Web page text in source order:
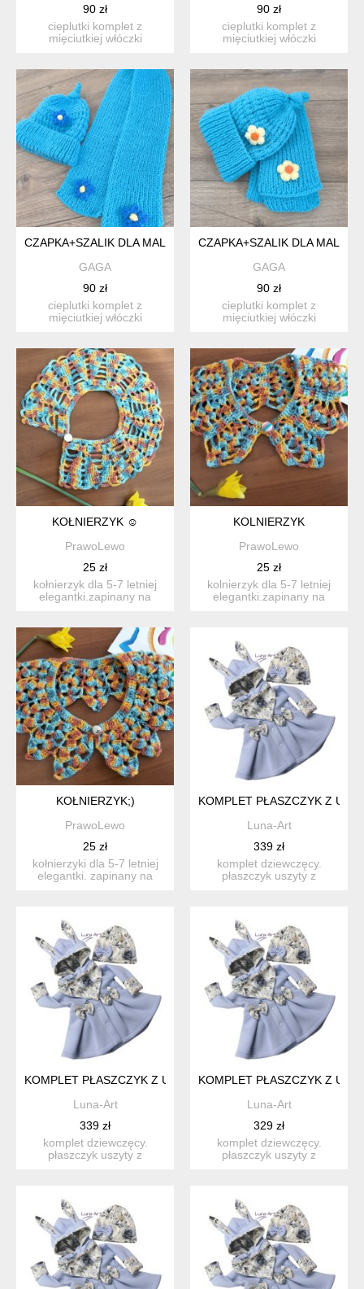
90 zł
cieplutki komplet z
mięciutkiej włóczki
90 zł
cieplutki komplet z
mięciutkiej włóczki
CZAPKA+SZALIK DLA MALUSZKA:)
GAGA
90 zł
cieplutki komplet z
mięciutkiej włóczki
CZAPKA+SZALIK DLA
GAGA
90 zł
cieplutki komplet z
mięciutkiej włóczki
KOŁNIERZYK ☺️
PrawoLewo
25 zł
kołnierzyk dla 5-7 letniej
elegantki.zapinany na
KOLNIERZYK
PrawoLewo
25 zł
kolnierzyk dla 5-7 letniej
elegantki.zapinany na
KOŁNIERZYK;)
PrawoLewo
25 zł
kołnierzyki dla 5-7 letniej
elegantki. zapinany na
KOMPLET PŁASZCZYK Z
Luna-Art
339 zł
komplet dziewczęcy.
płaszczyk uszyty z
KOMPLET PŁASZCZYK Z USZAMI ORAZ CZAPKA I CHUSTKA
Luna-Art
339 zł
komplet dziewczęcy.
płaszczyk uszyty z
KOMPLET PŁASZCZYK Z
Luna-Art
329 zł
komplet dziewczęcy.
płaszczyk uszyty z